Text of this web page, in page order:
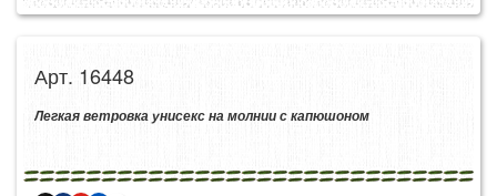
Арт. 16448
Легкая ветровка унисекс на молнии с капюшоном